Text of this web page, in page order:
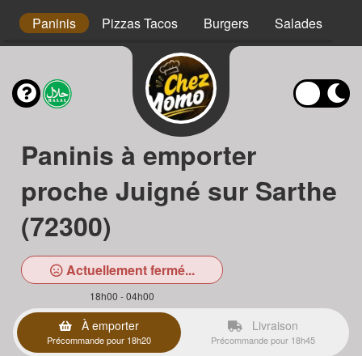
Paninis Pizzas Tacos Burgers Salades
Paninis à emporter
proche Juigné sur Sarthe
(72300)
Actuellement fermé...
18h00 - 04h00
À emporter
Précommande pour 18h20
Livraison
Précommande pour 18h45